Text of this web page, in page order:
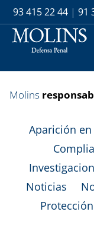
93 415 22 44 | 91
Molins
Aparición en
Noticias